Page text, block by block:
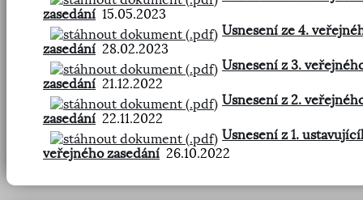
zasedání 15.05.2023
Usnesení ze 4.
zasedání 28.02.2023
Usnesení z 3.
zasedání 21.12.2022
Usnesení z 2.
zasedání 22.11.2022
Usnesení z 1.
veřejného zasedání 26.10.2022